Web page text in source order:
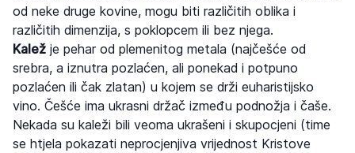
od neke druge kovine, mogu biti različitih oblika i
različitih dimenzija, s poklopcem ili bez njega.
Kalež je pehar od plemenitog metala (najčešće od
srebra, a iznutra pozlaćen, ali ponekad i potpuno
pozlaćen ili čak zlatan) u kojem se drži euharistijsko
vino. Češće ima ukrasni držač između podnožja i čaše.
Nekada su kaleži bili veoma ukrašeni i skupocjeni (time
se htjela pokazati neprocjenjiva vrijednost Kristove